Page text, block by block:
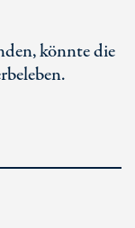
könnte die